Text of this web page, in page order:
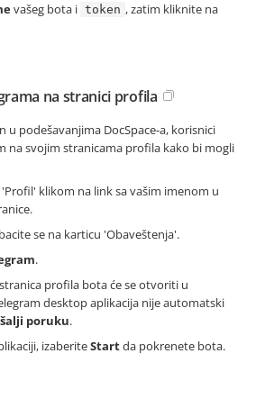
vašeg bota i token , zatim kliknite na
na stranici profila
u podešavanjima DocSpace-a, korisnici
na svojim stranicama profila kako bi mogli
klikom na link sa vašim imenom u
se na karticu 'Obaveštenja'.
.
profila bota će se otvoriti u
desktop aplikacija nije automatski
poruku.
izaberiteStartda pokrenete bota.